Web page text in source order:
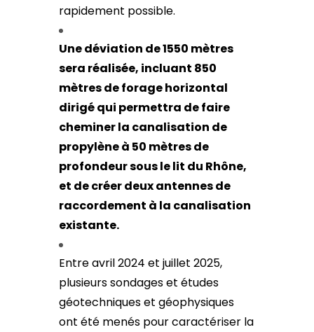
rapidement possible.
Une déviation de 1550 mètres
sera réalisée, incluant 850
mètres de forage horizontal
dirigé qui permettra de faire
cheminer la canalisation de
propylène à 50 mètres de
profondeur sous le lit du Rhône,
et de créer deux antennes de
raccordement à la canalisation
existante.
Entre avril 2024 et juillet 2025,
plusieurs sondages et études
géotechniques et géophysiques
ont été menés pour caractériser la